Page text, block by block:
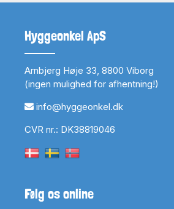
Hyggeonkel ApS
Arnbjerg Høje 33, 8800 Viborg
(ingen mulighed for afhentning!)
info@hyggeonkel.dk
CVR nr.: DK38819046
Følg os online